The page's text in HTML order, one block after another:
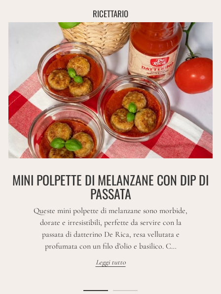
RICETTARIO
MINI POLPETTE DI MELANZANE CON DIP DI
PASSATA
Queste mini polpette di melanzane sono morbide,
dorate e irresistibili, perfette da servire con la
passata di datterino De Rica, resa vellutata e
profumata con un filo d’olio e basilico. C…
Leggi tutto